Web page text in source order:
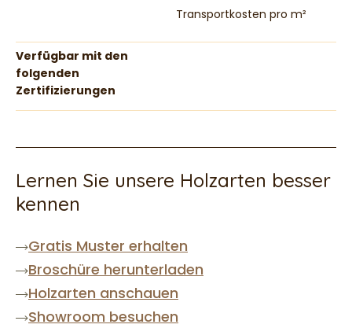
Transportkosten pro m²
Verfügbar mit den
folgenden
Zertifizierungen
Lernen Sie unsere Holzarten besser
kennen
Gratis Muster erhalten
Broschüre herunterladen
Holzarten anschauen
Showroom besuchen